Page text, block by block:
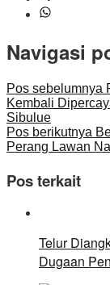
Navigasi
Pos sebelumnya
Kembali
Sibulue
Pos berikutnya
Perang Lawan
Pos terkait
Telur
Dugaan